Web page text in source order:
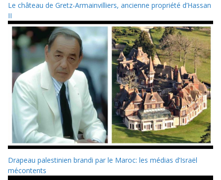
Le château de Gretz-Armainvilliers, ancienne propriété d’Hassan
II
Drapeau palestinien brandi par le Maroc: les médias d’Israël
mécontents